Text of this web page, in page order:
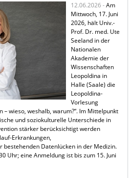
12.06.2026 -Am
Mittwoch, 17. Juni
2026, hält Univ.-
Prof. Dr. med. Ute
Seeland in der
Nationalen
Akademie der
Wissenschaften
Leopoldina in
Halle (Saale) die
Leopoldina-
Vorlesung
– wieso, weshalb, warum?“. Im Mittelpunkt
und soziokulturelle Unterschiede in
stärker berücksichtigt werden
Erkrankungen,
bestehenden Datenlücken in der Medizin.
Uhr; eine Anmeldung ist bis zum 15. Juni